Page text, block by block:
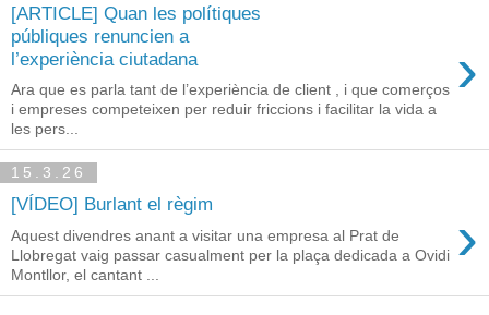
[ARTICLE] Quan les polítiques
públiques renuncien a
l’experiència ciutadana
›
Ara que es parla tant de l’experiència de client , i que comerços
i empreses competeixen per reduir friccions i facilitar la vida a
les pers...
15.3.26
[VÍDEO] Burlant el règim ›
Aquest divendres anant a visitar una empresa al Prat de
Llobregat vaig passar casualment per la plaça dedicada a Ovidi
Montllor, el cantant ...